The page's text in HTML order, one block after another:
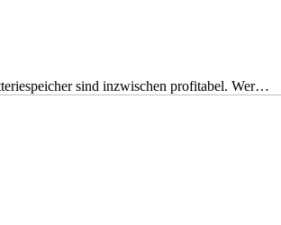
sind inzwischen profitabel. Wer…